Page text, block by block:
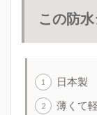
この防
日本製
薄くて